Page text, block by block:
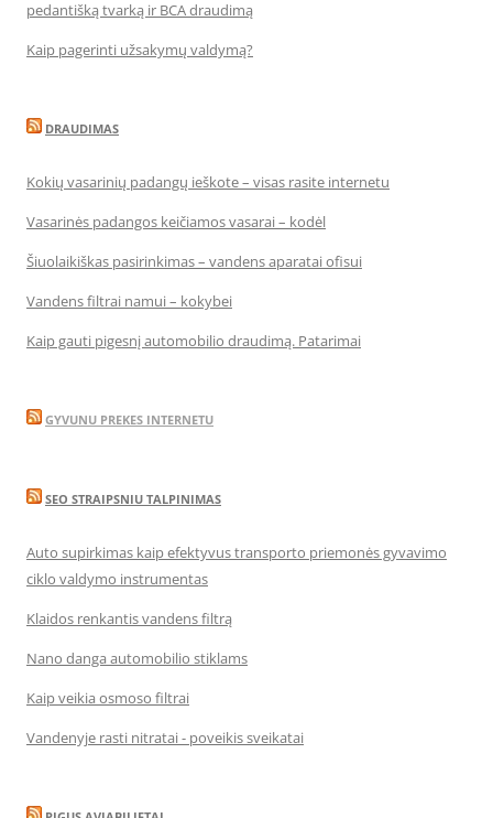
pedantišką tvarką ir BCA draudimą
Kaip pagerinti užsakymų valdymą?
DRAUDIMAS
Kokių vasarinių padangų ieškote – visas rasite internetu
Vasarinės padangos keičiamos vasarai – kodėl
Šiuolaikiškas pasirinkimas – vandens aparatai ofisui
Vandens filtrai namui – kokybei
Kaip gauti pigesnį automobilio draudimą. Patarimai
GYVUNU PREKES INTERNETU
SEO STRAIPSNIU TALPINIMAS
Auto supirkimas kaip efektyvus transporto priemonės gyvavimo
ciklo valdymo instrumentas
Klaidos renkantis vandens filtrą
Nano danga automobilio stiklams
Kaip veikia osmoso filtrai
Vandenyje rasti nitratai - poveikis sveikatai